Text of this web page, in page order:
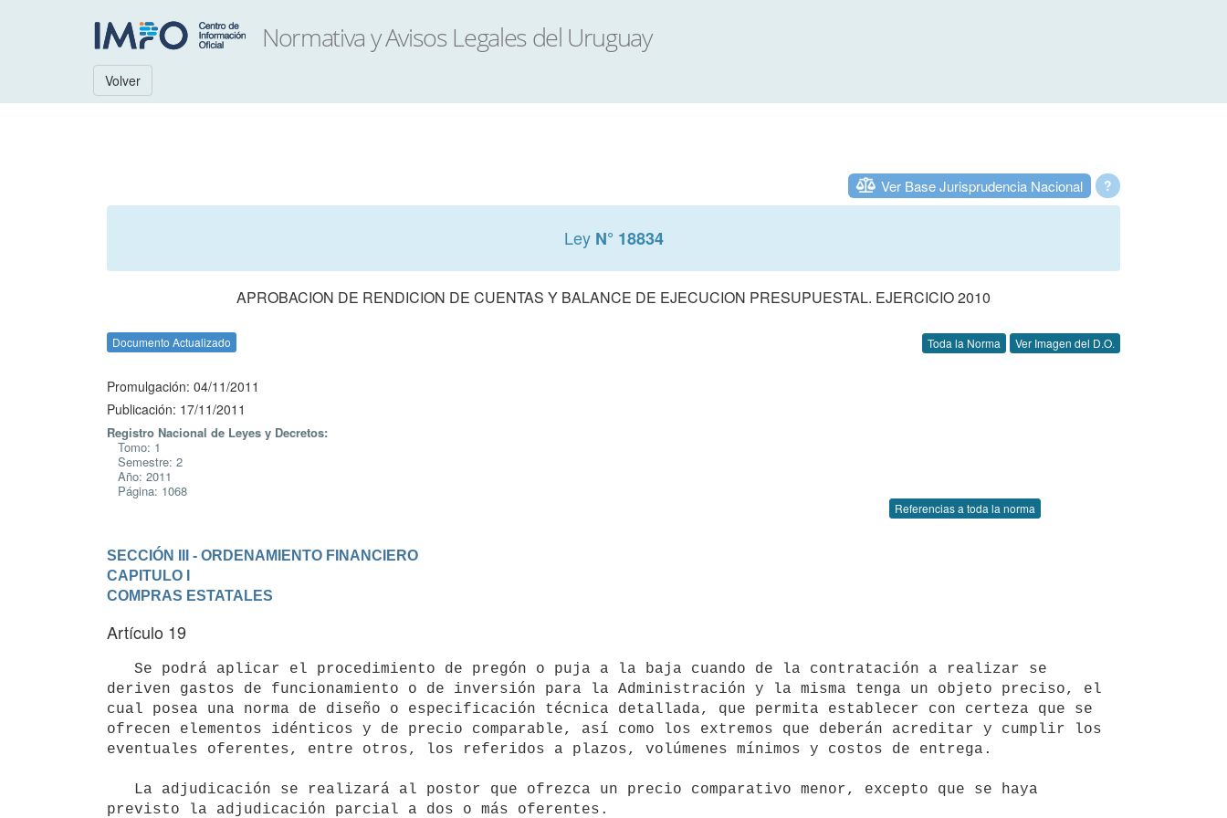
Volver
?
Ver Base Jurisprudencia Nacional
Ley N° 18834
APROBACION DE RENDICION DE CUENTAS Y BALANCE DE EJECUCION PRESUPUESTAL. EJERCICIO 2010
Documento Actualizado Toda la Norma Ver Imagen del D.O.
Promulgación: 04/11/2011
Publicación: 17/11/2011
Registro Nacional de Leyes y Decretos:
Tomo: 1
Semestre: 2
Año: 2011
Página: 1068
Referencias a toda la norma
SECCIÓN III - ORDENAMIENTO FINANCIERO
CAPITULO I
COMPRAS ESTATALES
Artículo 19
Se podrá aplicar el procedimiento de pregón o puja a la baja cuando de la contratación a realizar se
deriven gastos de funcionamiento o de inversión para la Administración y la misma tenga un objeto preciso, el
cual posea una norma de diseño o especificación técnica detallada, que permita establecer con certeza que se
ofrecen elementos idénticos y de precio comparable, así como los extremos que deberán acreditar y cumplir los
eventuales oferentes, entre otros, los referidos a plazos, volúmenes mínimos y costos de entrega.
previsto la adjudicación parcial a dos o más oferentes.